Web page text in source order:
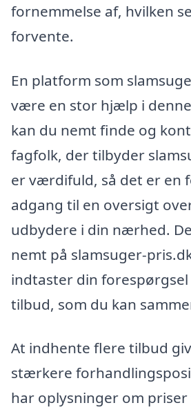
fornemmelse af, hvilken
forvente.
En platform som
være en stor hjælp i
kan du nemt finde og
fagfolk, der tilbyder
er værdifuld, så det er en
adgang til en oversigt
udbydere i din nærhed.
nemt på slamsuger-
indtaster din
tilbud, som du kan
At indhente flere tilbud
stærkere
har oplysninger om